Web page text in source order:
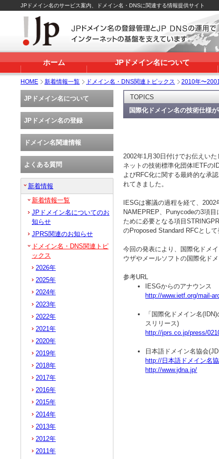
JPドメイン名のサービス案内、ドメイン名・DNSに関連する情報提供サイト
ホーム JPドメイン名について
HOME 新着情報一覧 ドメイン名・DNS関連トピックス 2010年〜
TOPICS
国際化ドメイン名の技術仕様
2002年1月30日付けでお伝えい
ネットの技術標準化団体IETFの
よびRFC化に関する最終的な承
れてきました。
IESGは審議の過程を経て、
NAMEPREP、Punycodeの3項
ために必要となる項目
のProposed Standard RFCとし
今回の発表により、国際化ドメ
ウザやメールソフトの国際化ド
参考URL
IESGからのアナウンス
http://www.ietf.org/mail-
「国際化ドメイン名
スリリース)
http://jprs.co.jp/press/
日本語ドメイン名協会
http://日本語ドメイン名
http://www.jdna.jp/
JPドメイン名について
JPドメイン名の登録
ドメイン名関連情報
よくある質問
新着情報
新着情報一覧
JPドメイン名についてのお
知らせ
JPRS関連のお知らせ
ドメイン名・DNS関連トピ
ックス
2026年
2025年
2024年
2023年
2022年
2021年
2020年
2019年
2018年
2017年
2016年
2015年
2014年
2013年
2012年
2011年